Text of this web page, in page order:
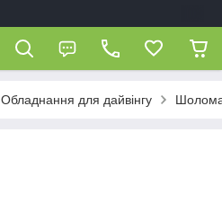
Обладнання для дайвінгу Шолома